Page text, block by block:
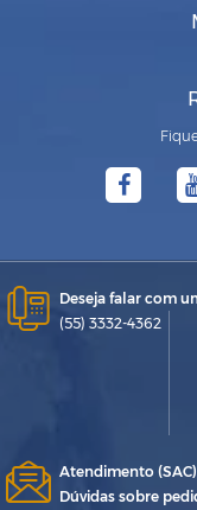
Deseja falar com
(55) 3332-4362
Atendimento (SAC)
Dúvidas sobre